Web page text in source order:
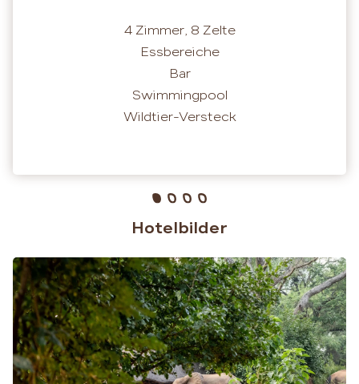
4 Zimmer, 8 Zelte
Essbereiche
Bar
Swimmingpool
Wildtier-Versteck
Hotelbilder